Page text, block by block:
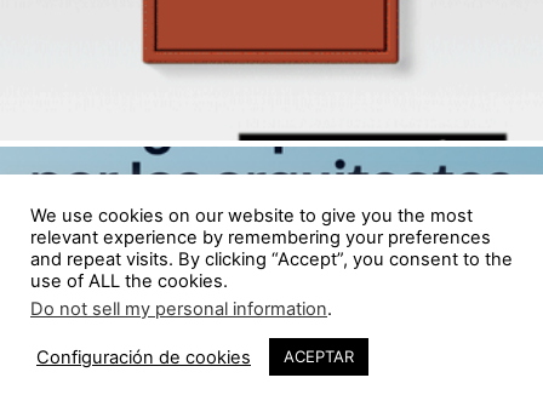
We use cookies on our website to give you the most
relevant experience by remembering your preferences
and repeat visits. By clicking “Accept”, you consent to the
use of ALL the cookies.
Do not sell my personal information.
Configuración de cookies ACEPTAR